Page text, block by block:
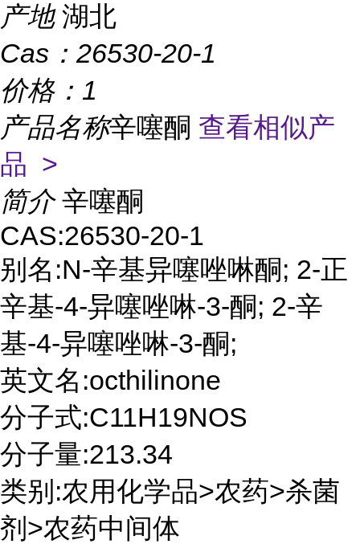
产地 湖北
Cas： 26530-20-1
价格： 1
产品名称辛噻酮 查看相似产
品 >
简介 辛噻酮
CAS:26530-20-1
别名:N-辛基异噻唑啉酮; 2-正
辛基-4-异噻唑啉-3-酮; 2-辛
基-4-异噻唑啉-3-酮;
英文名:octhilinone
分子式:C11H19NOS
分子量:213.34
类别:农用化学品>农药>杀菌
剂>农药中间体